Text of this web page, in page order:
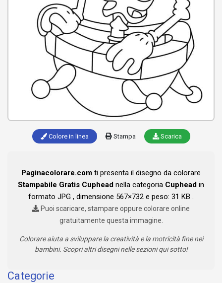
Colore in linea Stampa Scarica
Paginacolorare.com ti presenta il disegno da colorare
Stampabile Gratis Cuphead nella categoria Cuphead in
formato JPG , dimensione 567×732 e peso: 31 KB .
Puoi scaricare, stampare oppure colorare online
gratuitamente questa immagine.
Colorare aiuta a sviluppare la creatività e la motricità fine nei
bambini. Scopri altri disegni nelle sezioni qui sotto!
Categorie